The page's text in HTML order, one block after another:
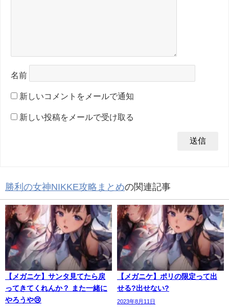
名前
新しいコメントをメールで通知
新しい投稿をメールで受け取る
勝利の女神NIKKE攻略まとめの関連記事
【メガニケ】サンタ見てたら戻
ってきてくれんか？ また一緒に
やろうや😢
【メガニケ】ポリの限定って出
せる?出せない?
2023年8月11日